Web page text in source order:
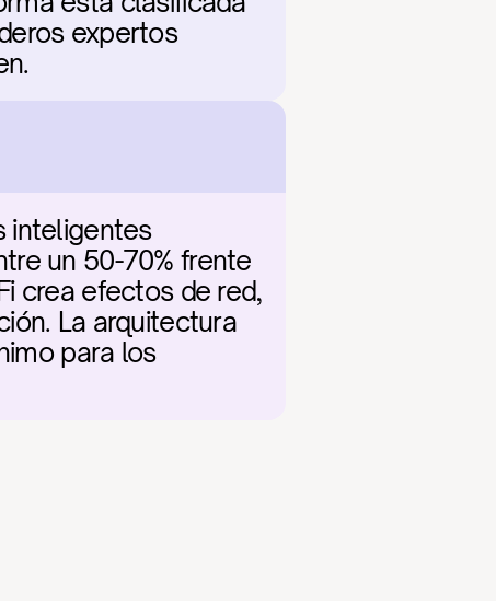
expertos
inteligentes
un 50-70% frente
crea efectos de red,
La arquitectura
para los